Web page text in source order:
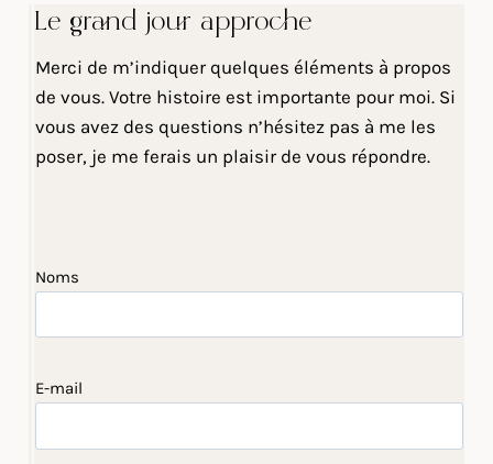
Le grand jour approche
Merci de m’indiquer quelques éléments à propos
de vous. Votre histoire est importante pour moi. Si
vous avez des questions n’hésitez pas à me les
poser, je me ferais un plaisir de vous répondre.
Noms
E-mail